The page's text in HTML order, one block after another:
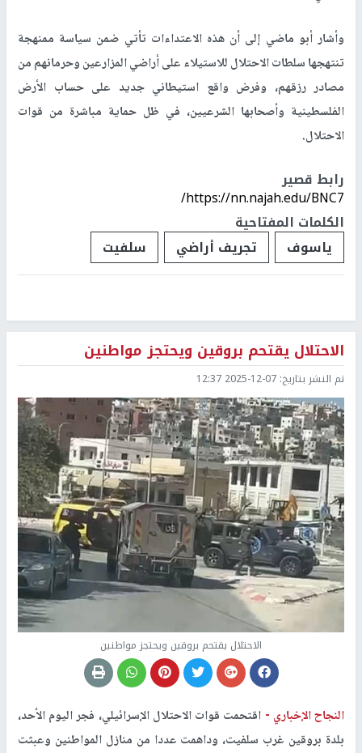
وأشار أبو ماضي إلى أن هذه الاعتداءات تأتي ضمن سياسة ممنهجة
تنتهجها سلطات الاحتلال للاستيلاء على أراضي المزارعين وحرمانهم من
مصادر رزقهم، وفرض واقع استيطاني جديد على حساب الأرض
الفلسطينية وأصحابها الشرعيين، في ظل حماية مباشرة من قوات
الاحتلال.
رابط قصير
https://nn.najah.edu/BNC7/
الكلمات المفتاحية
ياسوف
تجريف أراضي سلفيت
الاحتلال يقتحم بروقين ويحتجز مواطنين
تم النشر بتاريخ: 2025-12-07 12:37
الاحتلال يقتحم بروقين ويحتجز مواطنين
النجاح الإخباري - اقتحمت قوات الاحتلال الإسرائيلي، فجر اليوم الأحد،
بلدة بروقين غرب سلفيت، وداهمت عددا من منازل المواطنين وعبثت